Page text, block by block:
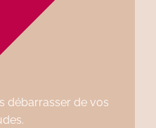
débarrasser de vos